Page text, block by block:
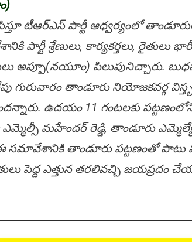
టీఆర్ఎస్ పార్టీ ఆధ్వర్యంలో
శ్రేణులు, కార్య‌క‌ర్త‌లు, రైతులు
అప్పూ(నయూం) పిలుపునిచ్చారు.
గురువారం తాండూరు నియోజకవర్గ
ఉదయం 11 గంటలకు
మహేందర్ రెడ్డి, తాండూరు
ఈ సమావేశానికి తాండూరు పట్టణంతో పాటు
పెద్ద ఎత్తున తరలివచ్చి జయప్రదం